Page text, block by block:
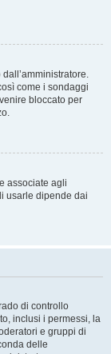
come i sondaggi
bloccato per
associate agli
usarle dipende dai
di controllo
inclusi i permessi, la
e gruppi di
delle